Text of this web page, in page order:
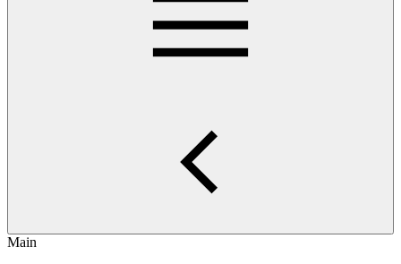
Main